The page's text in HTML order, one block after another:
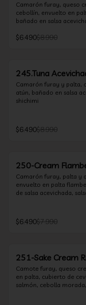
Camarón furay, queso
cebollín, envuelto en
bañado en salsa
$6.490$8.990
245.Tuna
Camarón furay y palta,
atún, bañado en salsa
shichimi
$6.490$8.990
250-Cream
Camarón furay, palta y
envuelto en palta
de salsa acevichada,
$6.490$7.990
251-Sake Cream
Camote furay, queso
en palta, cubierto de
salmón, cebolla